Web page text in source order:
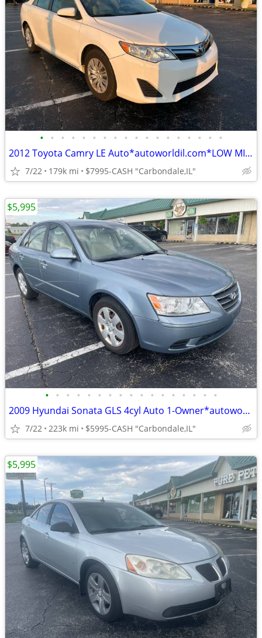
• • • • • • • • • • • • • • • • • •
2012 Toyota Camry LE Auto*autoworldil.com*LOW MILEAGE&GOOD GAS MILEAGE
7/22 179k mi $7995-CASH "Carbondale,IL"
• • • • • • • • • • • • • • • • •
2009 Hyundai Sonata GLS 4cyl Auto 1-Owner*autoworldil.com*MUST BUY IT
7/22 223k mi $5995-CASH "Carbondale,IL"
$5,995
$5,995